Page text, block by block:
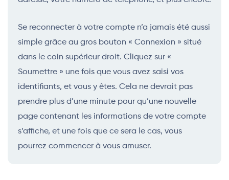
Se reconnecter à votre compte n’a jamais été aussi
simple grâce au gros bouton « Connexion » situé
dans le coin supérieur droit. Cliquez sur «
Soumettre » une fois que vous avez saisi vos
identifiants, et vous y êtes. Cela ne devrait pas
prendre plus d’une minute pour qu’une nouvelle
page contenant les informations de votre compte
s’affiche, et une fois que ce sera le cas, vous
pourrez commencer à vous amuser.